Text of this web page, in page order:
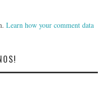
Learn how your comment data